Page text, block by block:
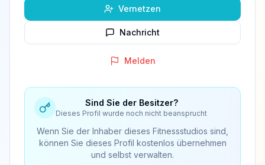
Vernetzen
Nachricht
Melden
Sind Sie der Besitzer?
Dieses Profil wurde noch nicht beansprucht
Wenn Sie der Inhaber dieses Fitnessstudios sind,
können Sie dieses Profil kostenlos übernehmen
und selbst verwalten.